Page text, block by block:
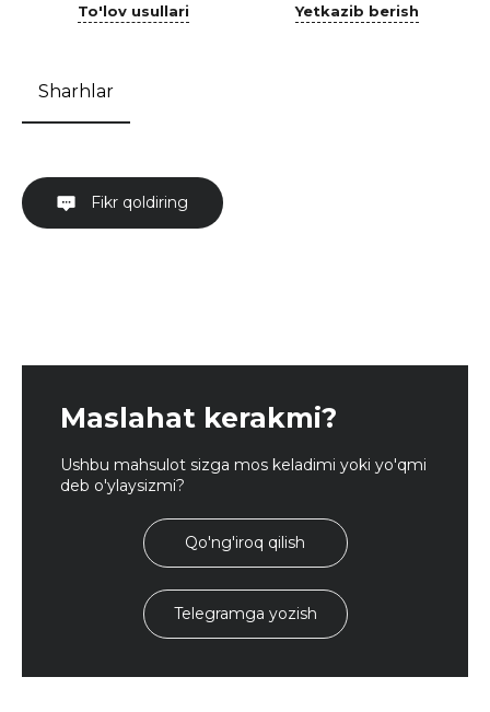
To'lov usullari Yetkazib berish
Sharhlar
Fikr qoldiring
Maslahat kerakmi?
Ushbu mahsulot sizga mos keladimi yoki yo'qmi
deb o'ylaysizmi?
Qo'ng'iroq qilish
Telegramga yozish